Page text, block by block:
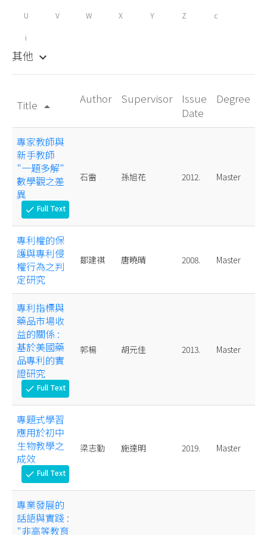
U V W X Y Z c
i
其他 keyboard_arrow_down
Title arrow_drop_up
Author Supervisor
Issue
Date
Degree
專家教師與
新手教師
"一題多解"
數學觀之差
異
check Full Text
石雷 孫旭花 2012. Master
專利權的保
護與專利侵
權行為之判
定研究
鄒建祺 唐曉晴 2008. Master
專利指標與
藥品市場收
益的關係 :
基於美國藥
品專利的實
證研究
check Full Text
郭楊 胡元佳 2013. Master
專題式學習
應用於初中
生物教學之
成效
check Full Text
梁志勤 施達明 2019. Master
專業發展的
話語與實踐 :
"非高等教育